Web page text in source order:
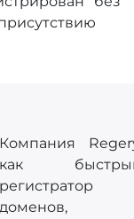
Компания
как
регистратор
доменов,